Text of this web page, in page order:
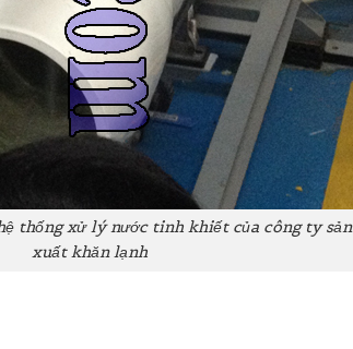
thống xử lý nước tinh khiết của công ty sản
xuất khăn lạnh